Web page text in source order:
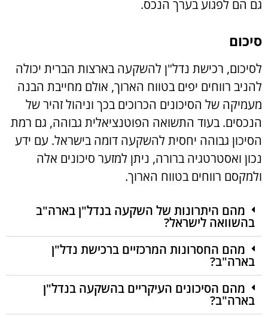
גם הם לפגוע בערך הנכס.
סיכום
לסיכום, רכישת נדל"ן להשקעה בארצות הברית יכולה
להניב רווחים יפים בטווח הארוך, אולם מחייבת הבנה
מעמיקה של הסיכונים הכרוכים בכך וניהול זהיר של
הנכסים. בעוד התשואה הפוטנציאלית גבוהה, גם רמת
הסיכון גבוהה יחסית להשקעה דומה בישראל. עם ידע
נכון ואסטרטגיה ברורה, ניתן למזער סיכונים אלה
ולמקסם רווחים בטווח הארוך.
מהם היתרונות של השקעה בנדל"ן בארה"ב
בהשוואה לישראל?
מהם החסרונות המרכזיים ברכישת נדל"ן
בארה"ב?
מהם הסיכונים העיקריים בהשקעה בנדל"ן
בארה"ב?